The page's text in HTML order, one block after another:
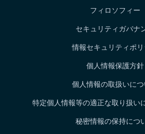
フィロソフィー
セキュリティガバナ
情報セキュリティポ
個人情報保護方針
個人情報の取扱いに
特定個人情報等の適正な取り扱い
秘密情報の保持につ